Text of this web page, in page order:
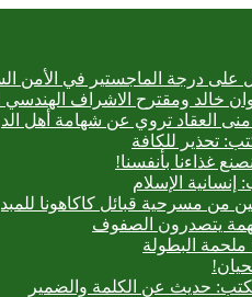
على درجة الماجستير في الأمن
منى العقاد تروي عن شهامة أهل
تحذير للكافة
غذاءنا بأنفسنا!
الإسلام
من مسرحية قبائل كاكاهونا
يتصدرون الصفوف
البطولة
حديث عن الكلمة والضمير